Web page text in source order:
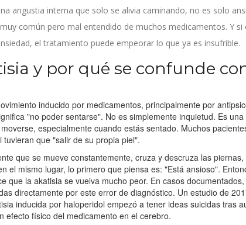
angustia interna que solo se alivia caminando, no es solo
común pero mal entendido de muchos medicamentos. Y si
el tratamiento puede empeorar lo que ya es insufrible.
y por qué se confunde
inducido por medicamentos, principalmente por
"no poder sentarse". No es simplemente inquietud. Es
especialmente cuando estás sentado. Muchos
que "salir de su propia piel".
que se mueve constantemente, cruza y descruza las
el mismo lugar, lo primero que piensa es: "Está ansioso".
que la akatisia se vuelva mucho peor. En casos
directamente por este error de diagnóstico. Un estudio de
inducida por haloperidol empezó a tener ideas suicidas tras
efecto físico del medicamento en el cerebro.